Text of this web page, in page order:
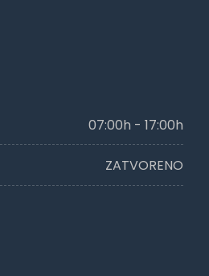
07:00h - 17:00h
ZATVORENO